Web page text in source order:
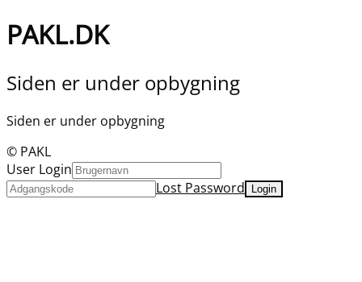
PAKL.DK
Siden er under opbygning
Siden er under opbygning
© PAKL
User Login
Lost Password